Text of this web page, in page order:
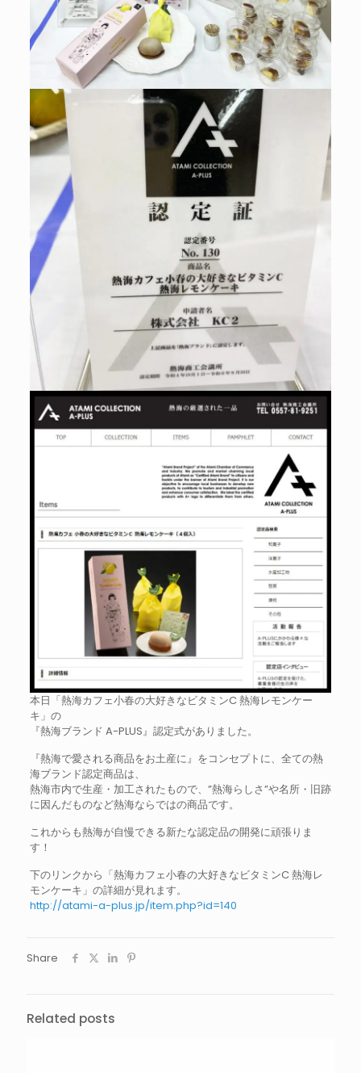
本日「熱海カフェ小春の大好きなビタミンC 熱海レモンケー
キ」の
『熱海ブランド A-PLUS』認定式がありました。
『熱海で愛される商品をお土産に』をコンセプトに、全ての熱
海ブランド認定商品は、
熱海市内で生産・加工されたもので、”熱海らしさ”や名所・旧跡
に因んだものなど熱海ならではの商品です。
これからも熱海が自慢できる新たな認定品の開発に頑張りま
す！
下のリンクから「熱海カフェ小春の大好きなビタミンC 熱海レ
モンケーキ」の詳細が見れます。
http://atami-a-plus.jp/item.php?id=140
Share
Related posts